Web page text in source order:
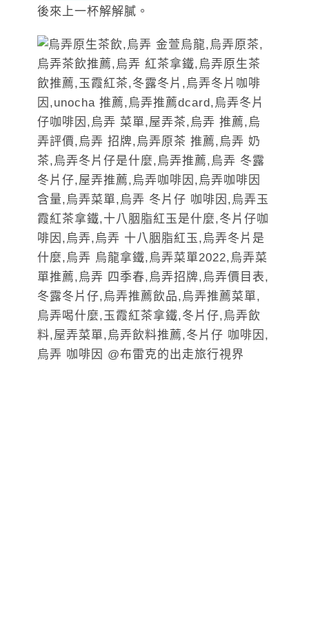
後來上一杯解解膩。